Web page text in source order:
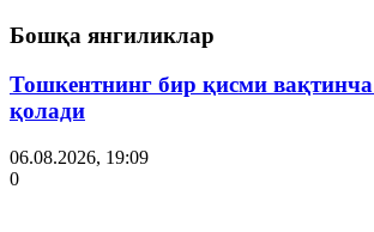
Бошқа янгиликлар
Тошкентнинг бир қисми вақтинча
қолади
06.08.2026, 19:09
0